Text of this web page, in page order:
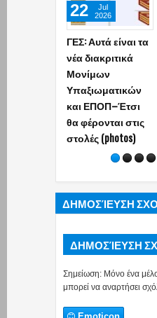
ΓΕΣ: Αυτά είναι τα
νέα διακριτικά
Μονίμων
Υπαξιωματικών
και ΕΠΟΠ–Έτσι
θα φέρονται στις
στολές (photos)
22
Jul
2026
ΔΗΜΟΣΊΕΥΣΗ
ΔΗΜΟΣΊΕΥΣΗ
Σημείωση: Μόνο ένα
μπορεί να αναρτήσει